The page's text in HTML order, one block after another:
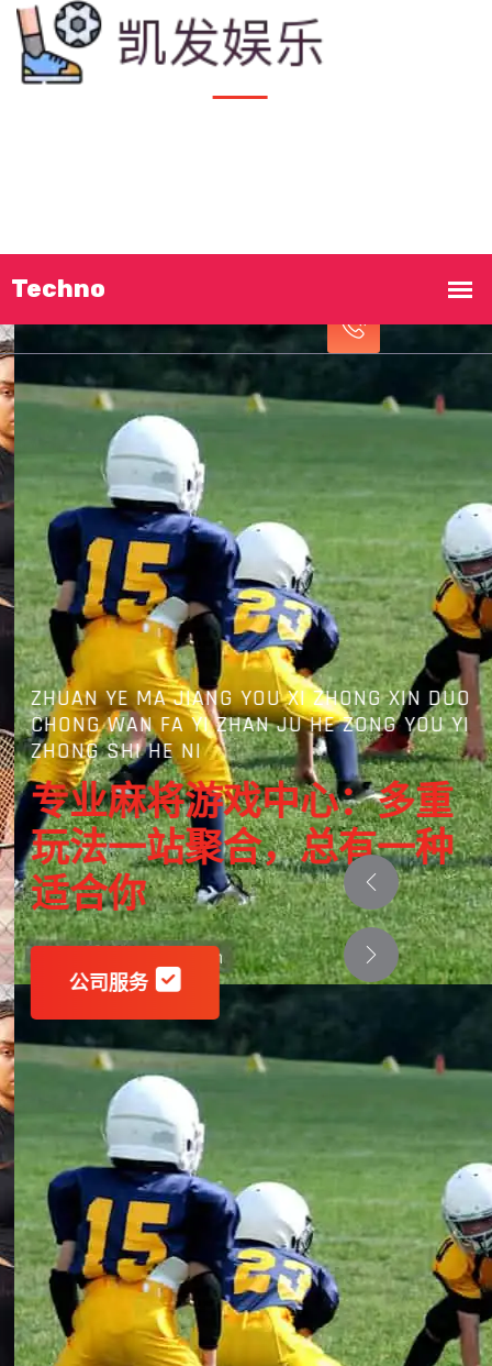
ZHUAN YE MA JIANG YOU XI ZHONG XIN DUO
CHONG WAN FA YI ZHAN JU HE ZONG YOU YI
ZHONG SHI HE NI
专业麻将游戏中心：多重
玩法一站聚合，总有一种
适合你
公司服务